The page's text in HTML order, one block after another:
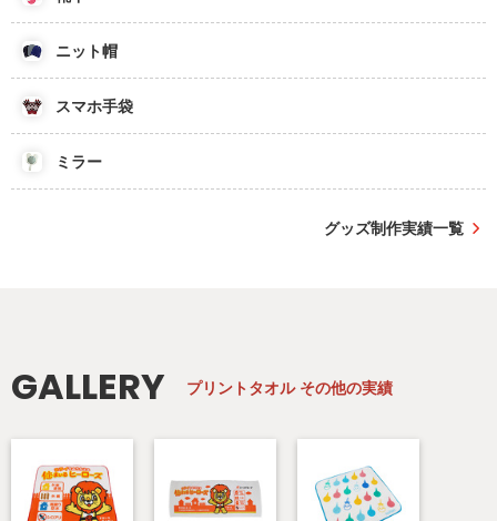
ニット帽
スマホ手袋
ミラー
グッズ制作実績一覧
GALLERY プリントタオル その他の実績